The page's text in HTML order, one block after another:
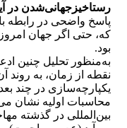
رستاخیزجهانی‌شدن در
پاسخ واضحی در رابطه
که، حتی اگر جهان
بود.
به‌منظور تحلیل چنین
نقطه از زمان، به روند
یکپارچه‌سازی در چند
محاسبات اولیه نشان
بین‌المللی در گذشته